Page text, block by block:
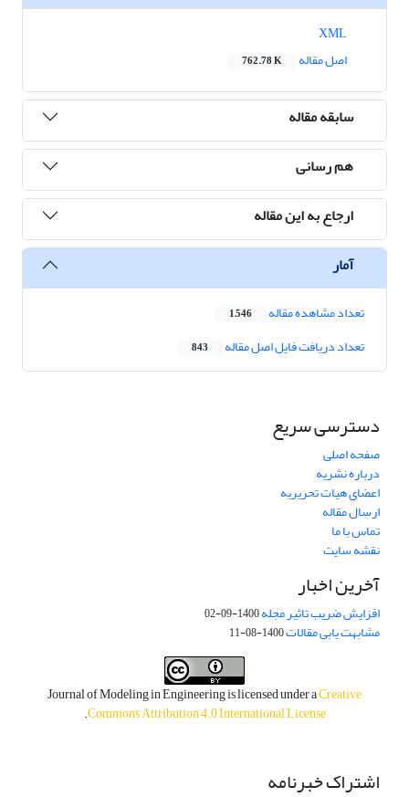
اصل مقاله
762.78 K
سابقه مقاله
هم رسانی
ارجاع به این مقاله
آمار
تعداد مشاهده مقاله 1,546
تعداد دریافت فایل اصل مقاله 843
دسترسی سریع
صفحه اصلی
درباره نشریه
اعضای هیات تحریریه
ارسال مقاله
تماس با ما
نقشه سایت
آخرین اخبار
افزایش ضریب تاثیر مجله1400-09-02
مشابهت یابی مقالات1400-08-11
Journal of Modeling in Engineering is licensed under aCreative
Commons Attribution 4.0 International License
.
اشتراک خبرنامه